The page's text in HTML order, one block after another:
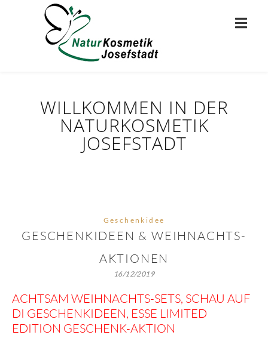
WILLKOMMEN IN DER
NATURKOSMETIK
JOSEFSTADT
Geschenkidee
GESCHENKIDEEN & WEIHNACHTS-
AKTIONEN
16/12/2019
ACHTSAM WEIHNACHTS-SETS, SCHAU AUF
DI GESCHENKIDEEN, ESSE LIMITED
EDITION GESCHENK-AKTION